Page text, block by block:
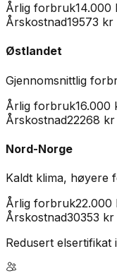
Årlig forbruk14.000
Årskostnad19573 kr
Østlandet
Gjennomsnittlig
Årlig forbruk16.000
Årskostnad22268 kr
Nord-Norge
Kaldt klima, høyere
Årlig forbruk22.000
Årskostnad30353 kr
Redusert